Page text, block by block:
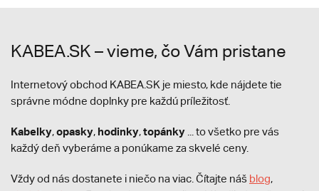
KABEA.SK – vieme, čo Vám pristane
Internetový obchod KABEA.SK je miesto, kde nájdete tie
správne módne doplnky pre každú príležitosť.
Kabelky,opasky, hodinky,topánky ... to všetko pre vás
každý deň vyberáme a ponúkame za skvelé ceny.
Vždy od nás dostanete i niečo na viac. Čítajte náš blog,